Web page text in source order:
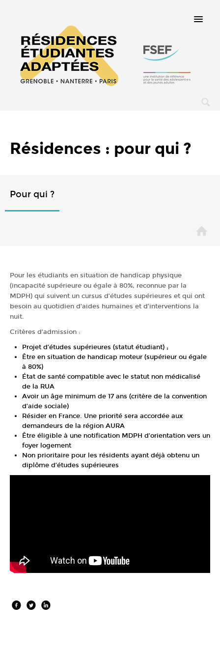
QUI SOMMES NOUS ?
Contactez-nous
OÙ ?
Nanterre
Saint Martin d’Hères
Résidences : pour qui ?
Pour qui ?
Pour les étudiants en situation de handicap physique
(incapacité supérieure ou égale à 80%, reconnue par la
MDPH) qui suivent un cursus d’études supérieures et qui ont
besoin au quotidien d’aides humaines et d’interventions la
nuit.
Critères d’admission :
Projet d’études supérieures (statut étudiant) ;
Être en situation de handicap moteur (supérieur ou égale
à 80%)
État de santé compatible avec le statut non médicalisé
de la RUA
Avoir un âge minimum de 17 ans (critère de la convention
d’aide sociale)
Résider en France. Une priorité sera accordée aux
demandeurs de la région AURA
Être éligible à une notification MDPH d’orientation vers un
foyer logement
Non prioritaire pour les résidents ayant déjà obtenu un
diplôme d’études supérieures